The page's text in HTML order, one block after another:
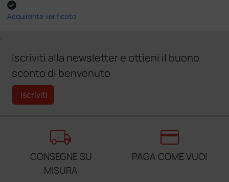
Acquirente verificato
;
Iscriviti alla newsletter e ottieni il buono
sconto di benvenuto
Iscriviti
local_shipping
CONSEGNE SU
MISURA
credit_card
PAGA COME VUOI